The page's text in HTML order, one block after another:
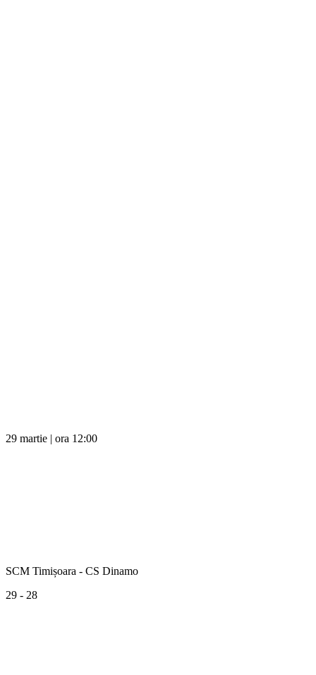
29 martie | ora 12:00
SCM Timișoara - CS Dinamo
29 - 28